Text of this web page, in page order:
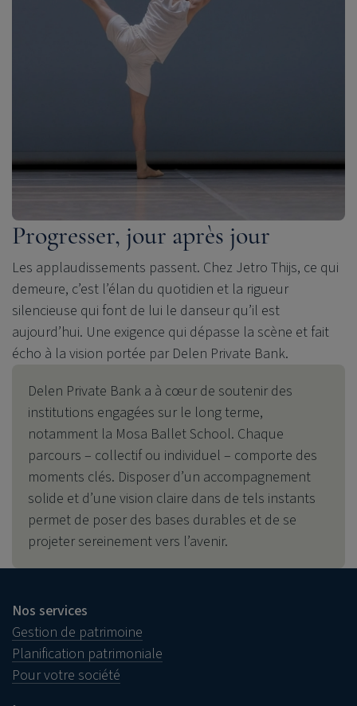
Progresser, jour après jour
Les applaudissements passent. Chez Jetro Thijs, ce qui
demeure, c’est l’élan du quotidien et la rigueur
silencieuse qui font de lui le danseur qu’il est
aujourd’hui. Une exigence qui dépasse la scène et fait
écho à la vision portée par Delen Private Bank.
Delen Private Bank a à cœur de soutenir des
institutions engagées sur le long terme,
notamment la Mosa Ballet School. Chaque
parcours – collectif ou individuel – comporte des
moments clés. Disposer d’un accompagnement
solide et d’une vision claire dans de tels instants
permet de poser des bases durables et de se
projeter sereinement vers l’avenir.
Nos services
Gestion de patrimoine
Planification patrimoniale
Pour votre société